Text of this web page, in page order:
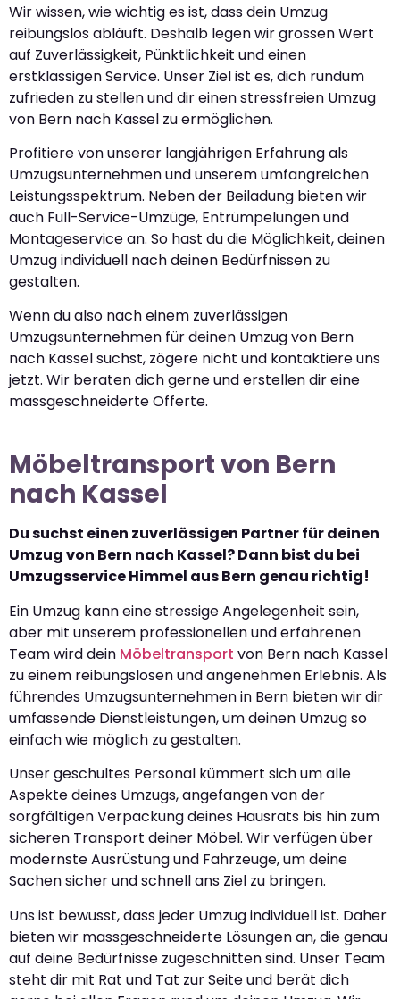
Wir wissen, wie wichtig es ist, dass dein Umzug
reibungslos abläuft. Deshalb legen wir grossen Wert
auf Zuverlässigkeit, Pünktlichkeit und einen
erstklassigen Service. Unser Ziel ist es, dich rundum
zufrieden zu stellen und dir einen stressfreien Umzug
von Bern nach Kassel zu ermöglichen.
Profitiere von unserer langjährigen Erfahrung als
Umzugsunternehmen und unserem umfangreichen
Leistungsspektrum. Neben der Beiladung bieten wir
auch Full-Service-Umzüge, Entrümpelungen und
Montageservice an. So hast du die Möglichkeit, deinen
Umzug individuell nach deinen Bedürfnissen zu
gestalten.
Wenn du also nach einem zuverlässigen
Umzugsunternehmen für deinen Umzug von Bern
nach Kassel suchst, zögere nicht und kontaktiere uns
jetzt. Wir beraten dich gerne und erstellen dir eine
massgeschneiderte Offerte.
Möbeltransport von Bern
nach Kassel
Du suchst einen zuverlässigen Partner für deinen
Umzug von Bern nach Kassel? Dann bist du bei
Umzugsservice Himmel aus Bern genau richtig!
Ein Umzug kann eine stressige Angelegenheit sein,
aber mit unserem professionellen und erfahrenen
Team wird dein Möbeltransport von Bern nach Kassel
zu einem reibungslosen und angenehmen Erlebnis. Als
führendes Umzugsunternehmen in Bern bieten wir dir
umfassende Dienstleistungen, um deinen Umzug so
einfach wie möglich zu gestalten.
Unser geschultes Personal kümmert sich um alle
Aspekte deines Umzugs, angefangen von der
sorgfältigen Verpackung deines Hausrats bis hin zum
sicheren Transport deiner Möbel. Wir verfügen über
modernste Ausrüstung und Fahrzeuge, um deine
Sachen sicher und schnell ans Ziel zu bringen.
Uns ist bewusst, dass jeder Umzug individuell ist. Daher
bieten wir massgeschneiderte Lösungen an, die genau
auf deine Bedürfnisse zugeschnitten sind. Unser Team
steht dir mit Rat und Tat zur Seite und berät dich